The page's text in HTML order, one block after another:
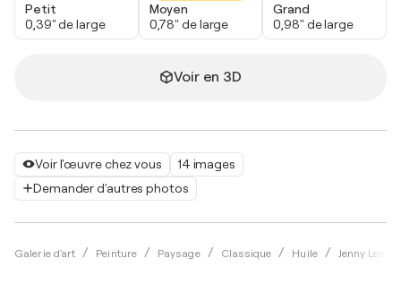
Voir l'œuvre chez vous
14 images
Demander d'autres photos
Galerie d'art Peinture Paysage Classique Huile Jenny Lee
Petit
0,39" de large
Moyen
0,78" de large
Grand
0,98" de large
Voir en 3D